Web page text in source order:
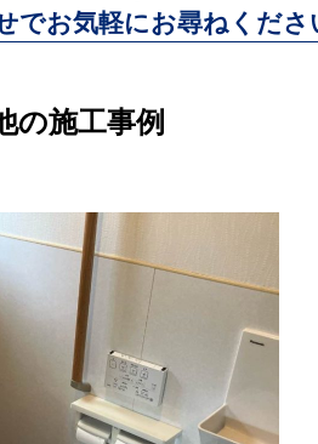
でお気軽に お尋ねくださ
の施工事例